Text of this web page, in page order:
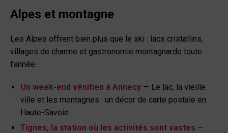
Alpes et montagne
Les Alpes offrent bien plus que le ski : lacs cristallins,
villages de charme et gastronomie montagnarde toute
l’année.
Un week-end vénitien à Annecy — Le lac, la vieille
ville et les montagnes : un décor de carte postale en
Haute-Savoie.
Tignes, la station où les activités sont vastes —